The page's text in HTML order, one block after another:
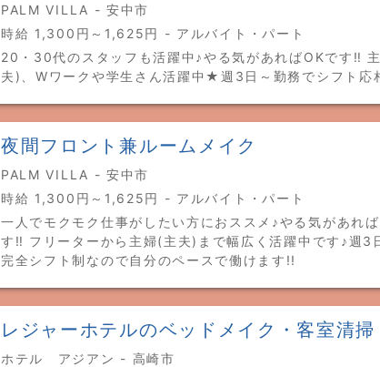
PALM VILLA - 安中市
時給 1,300円～1,625円 - アルバイト・パート
20・30代のスタッフも活躍中♪やる気があればOKです‼
夫)、Wワークや学生さん活躍中★週3日～勤務でシフト応
夜間フロント兼ルームメイク
PALM VILLA - 安中市
時給 1,300円～1,625円 - アルバイト・パート
一人でモクモク仕事がしたい方におススメ♪やる気があれ
す‼ フリーターから主婦(主夫)まで幅広く活躍中です♪週3
完全シフト制なので自分のペースで働けます!!
レジャーホテルのベッドメイク・客室清掃
ホテル アジアン - 高崎市